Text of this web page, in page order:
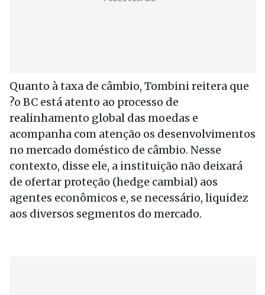
Quanto à taxa de câmbio, Tombini reitera que
?o BC está atento ao processo de
realinhamento global das moedas e
acompanha com atenção os desenvolvimentos
no mercado doméstico de câmbio. Nesse
contexto, disse ele, a instituição não deixará
de ofertar proteção (hedge cambial) aos
agentes econômicos e, se necessário, liquidez
aos diversos segmentos do mercado.